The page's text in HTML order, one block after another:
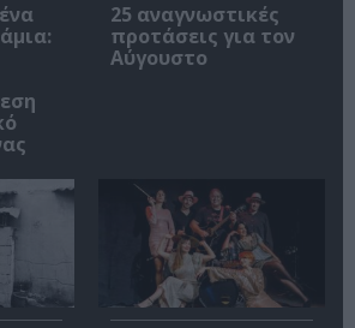
25 αναγνωστικές
προτάσεις για τον
Αύγουστο